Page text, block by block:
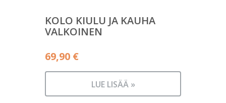
KOLO KIULU JA KAUHA
VALKOINEN
69,90 €
LUE LISÄÄ »